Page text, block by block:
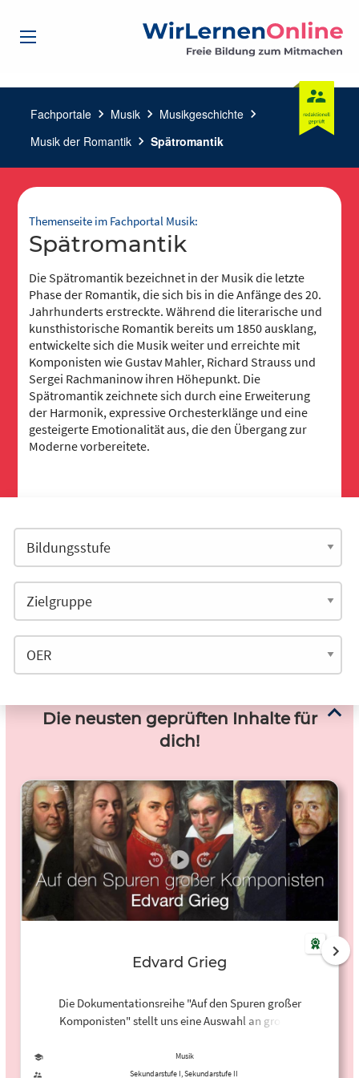
Fachportale chevron_right Musik chevron_right Musikgeschichte chevron_right
Musik der Romantik chevron_right Spätromantik
Themenseite im Fachportal Musik:
Spätromantik
Die Spätromantik bezeichnet in der Musik die letzte
Phase der Romantik, die sich bis in die Anfänge des 20.
Jahrhunderts erstreckte. Während die literarische und
kunsthistorische Romantik bereits um 1850 ausklang,
entwickelte sich die Musik weiter und erreichte mit
Komponisten wie Gustav Mahler, Richard Strauss und
Sergei Rachmaninow ihren Höhepunkt. Die
Spätromantik zeichnete sich durch eine Erweiterung
der Harmonik, expressive Orchesterklänge und eine
gesteigerte Emotionalität aus, die den Übergang zur
Moderne vorbereitete.
Die neusten geprüften Inhalte für
dich!
Edvard Grieg
Die Dokumentationsreihe "Auf den Spuren großer
Komponisten" stellt uns eine Auswahl an großen
die Orte, an denen sie geboren wurden, gelebt und
gearbeitet haben - Städte, Länder und Landschaften, die
Musik
Sekundarstufe I, Sekundarstufe II